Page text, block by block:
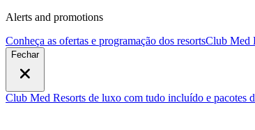
Alerts and promotions
Conheça as ofertas e programação dos resortsClub Med
Fechar
Club Med Resorts de luxo com tudo incluído e pacotes